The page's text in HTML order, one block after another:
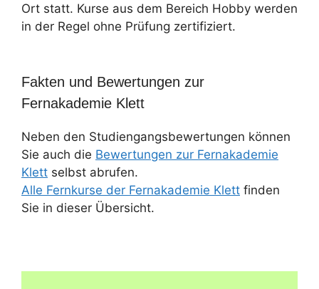
Ort statt. Kurse aus dem Bereich Hobby werden
in der Regel ohne Prüfung zertifiziert.
Fakten und Bewertungen zur
Fernakademie Klett
Neben den Studiengangsbewertungen können
Sie auch die Bewertungen zur Fernakademie
Klett selbst abrufen.
Alle Fernkurse der Fernakademie Klett finden
Sie in dieser Übersicht.